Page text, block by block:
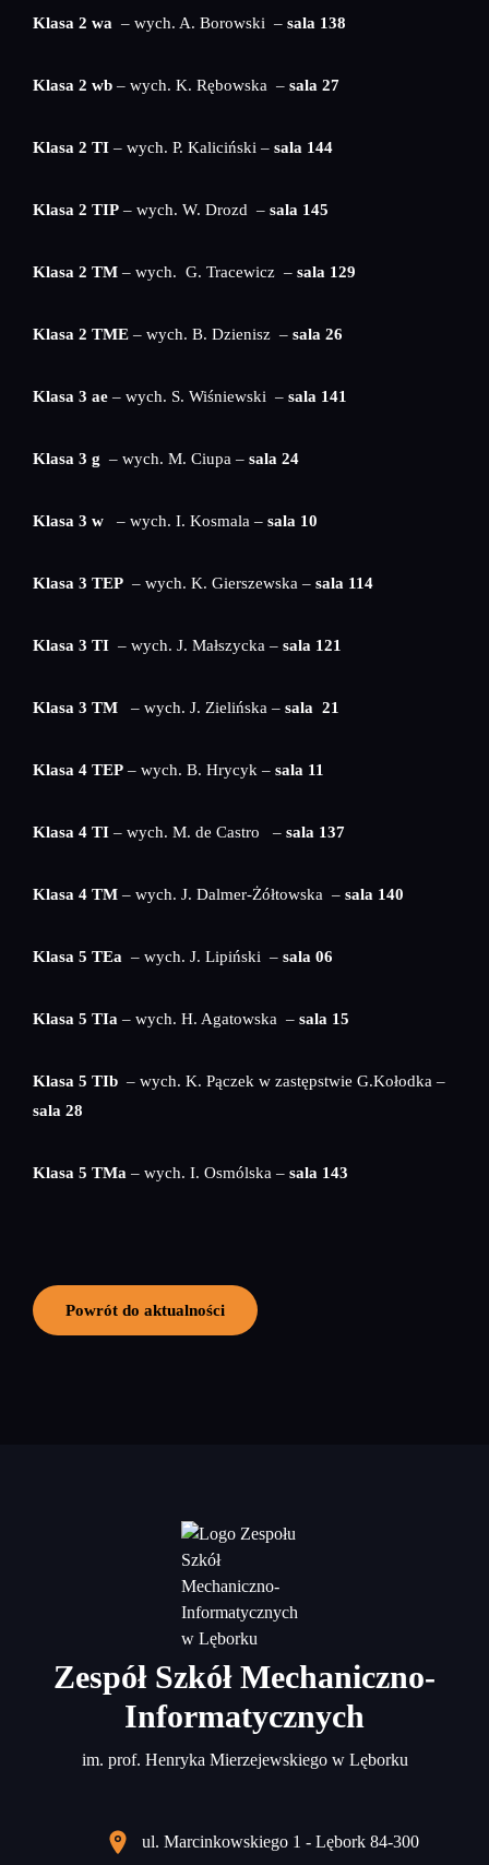
Klasa 2 wa – wych. A. Borowski – sala 138
Klasa 2 wb – wych. K. Rębowska – sala 27
Klasa 2 TI – wych. P. Kaliciński – sala 144
Klasa 2 TIP – wych. W. Drozd – sala 145
Klasa 2 TM – wych. G. Tracewicz – sala 129
Klasa 2 TME – wych. B. Dzienisz – sala 26
Klasa 3 ae – wych. S. Wiśniewski – sala 141
Klasa 3 g – wych. M. Ciupa – sala 24
Klasa 3 w – wych. I. Kosmala – sala 10
Klasa 3 TEP – wych. K. Gierszewska – sala 114
Klasa 3 TI – wych. J. Małszycka – sala 121
Klasa 3 TM – wych. J. Zielińska – sala 21
Klasa 4 TEP – wych. B. Hrycyk – sala 11
Klasa 4 TI – wych. M. de Castro – sala 137
Klasa 4 TM – wych. J. Dalmer-Żółtowska – sala 140
Klasa 5 TEa – wych. J. Lipiński – sala 06
Klasa 5 TIa – wych. H. Agatowska – sala 15
Klasa 5 TIb – wych. K. Pączek w zastępstwie G.Kołodka –
sala 28
Klasa 5 TMa – wych. I. Osmólska – sala 143
Powrót do aktualności
Zespół Szkół Mechaniczno-
Informatycznych
im. prof. Henryka Mierzejewskiego w Lęborku
ul. Marcinkowskiego 1 - Lębork 84-300